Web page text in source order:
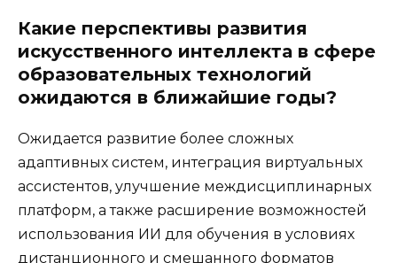
Какие перспективы развития
искусственного интеллекта в сфере
образовательных технологий
ожидаются в ближайшие годы?
Ожидается развитие более сложных
адаптивных систем, интеграция виртуальных
ассистентов, улучшение междисциплинарных
платформ, а также расширение возможностей
использования ИИ для обучения в условиях
дистанционного и смешанного форматов